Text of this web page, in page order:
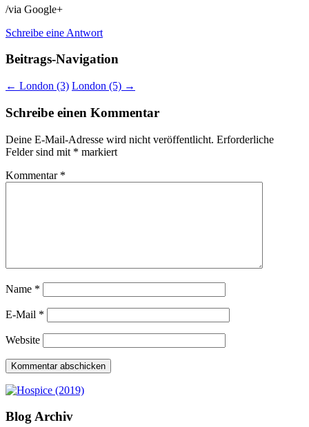
/via Google+
Schreibe eine Antwort
Beitrags-Navigation
← London (3) London (5) →
Schreibe einen Kommentar
Deine E-Mail-Adresse wird nicht veröffentlicht. Erforderliche
Felder sind mit * markiert
Kommentar *
Name *
E-Mail *
Website
Blog Archiv